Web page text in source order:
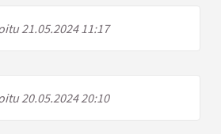
21.05.2024 11:17
20.05.2024 20:10